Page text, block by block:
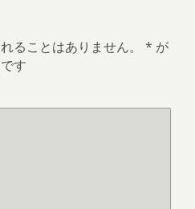
ることはありません。 * が
す